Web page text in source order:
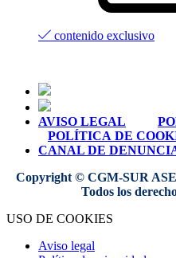
contenido exclusivo
AVISO LEGAL
POLÍTICA DE
CANAL DE
Copyright © CGM-SUR
Todos los
USO DE COOKIES
Aviso legal